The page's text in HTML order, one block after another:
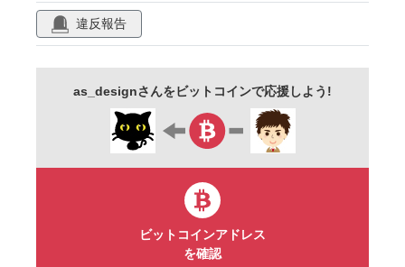
違反報告
as_designさんをビットコインで応援しよう!
ビットコインアドレス
を確認